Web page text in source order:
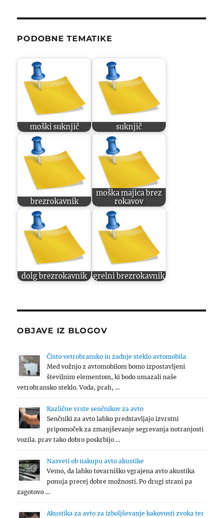
PODOBNE TEMATIKE
moški suknjič suknjič
brezrokavnik
moška majica brez
rokavov
dolg brezrokavnik grelni brezrokavnik
OBJAVE IZ BLOGOV
Čisto vetrobransko in zadnje steklo avtomobila
Med vožnjo z avtomobilom bomo izpostavljeni
številnim elementom, ki bodo umazali naše
vetrobransko steklo. Voda, prah, …
Različne vrste senčnikov za avto
Senčniki za avto lahko predstavljajo izvrstni
pripomoček za zmanjševanje segrevanja notranjosti
vozila. prav tako dobro poskrbijo …
Nasveti ob nakupu avto akustike
Vemo, da lahko tovarniško vgrajena avto akustika
ponuja precej dobre možnosti. Po drugi strani pa
zagotovo …
Akustika za avto za izboljševanje kakovosti zvoka ter